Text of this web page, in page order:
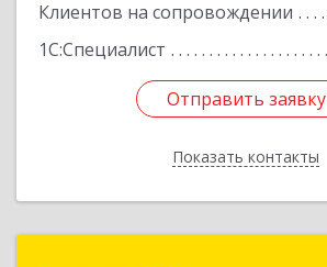
Клиентов на сопровождении
1С:Специалист
Отправить заявку
Показать контакты
Отправить заявку
Назад